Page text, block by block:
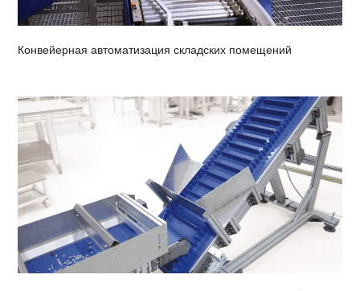
Конвейерная автоматизация складских помещений